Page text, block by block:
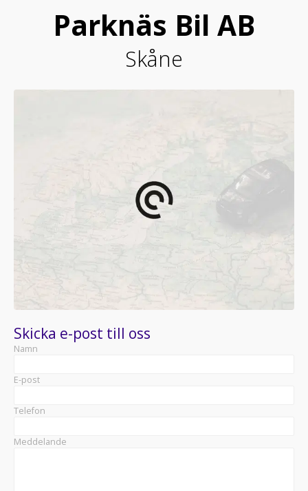
Parknäs Bil AB
Skåne
Skicka e-post till oss
Namn
E-post
Telefon
Meddelande